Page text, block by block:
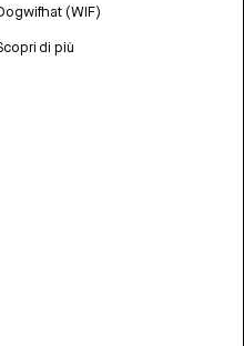
(WIF)
di più